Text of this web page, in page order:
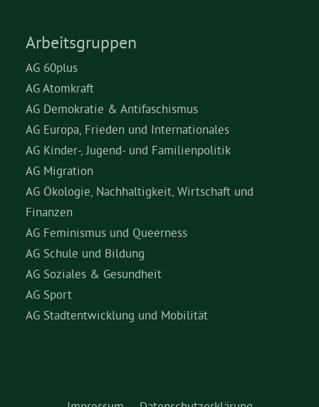
Arbeitsgruppen
AG 60plus
AG Atomkraft
AG Demokratie & Antifaschismus
AG Europa, Frieden und Internationales
AG Kinder-, Jugend- und Familienpolitik
AG Migration
AG Ökologie, Nachhaltigkeit, Wirtschaft und
Finanzen
AG Feminismus und Queerness
AG Schule und Bildung
AG Soziales & Gesundheit
AG Sport
AG Stadtentwicklung und Mobilität